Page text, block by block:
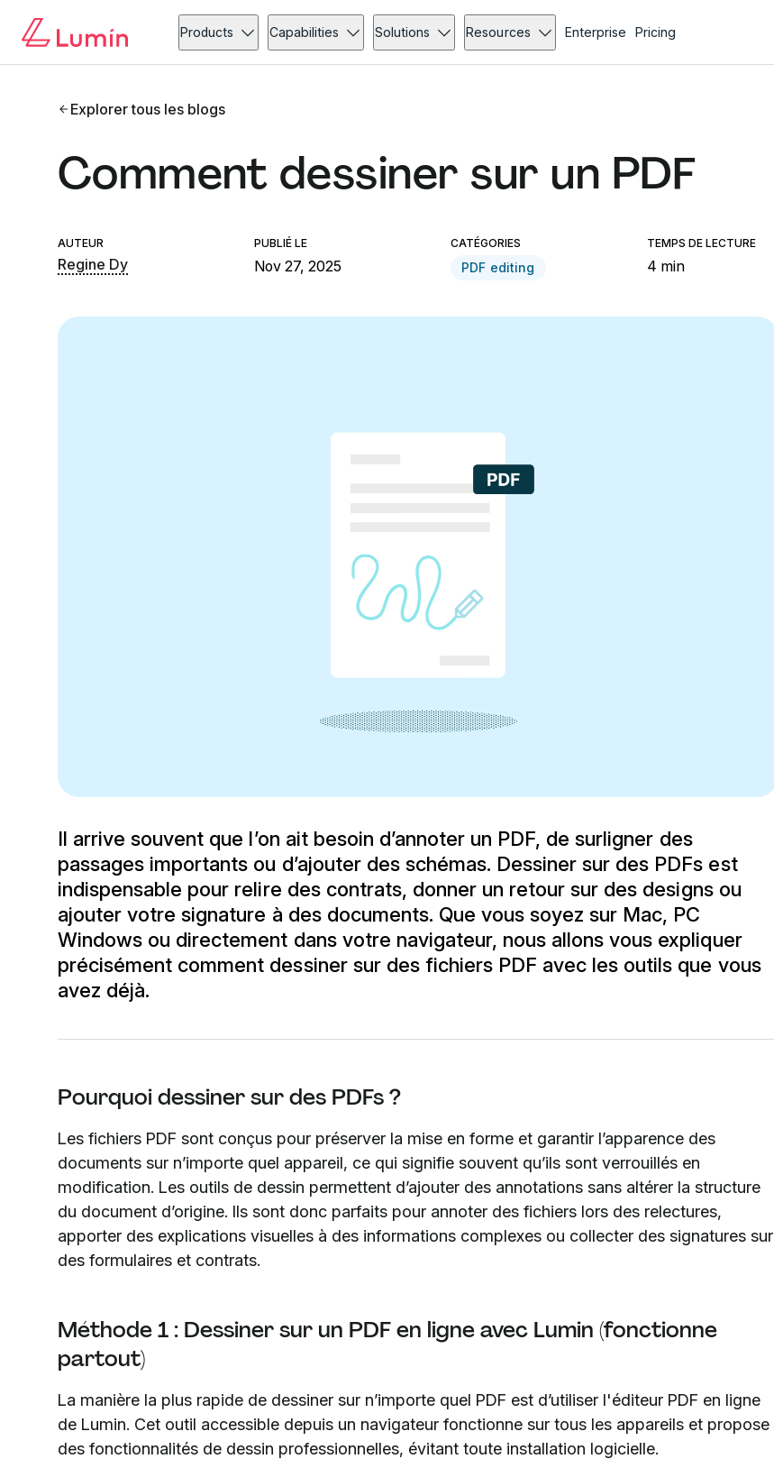
Products Capabilities Solutions Resources Enterprise Pricing
Explorer tous les blogs
Comment dessiner sur un PDF
AUTEUR
Regine Dy
PUBLIÉ LE
Nov 27, 2025
CATÉGORIES
PDF editing
TEMPS DE LECTURE
4 min
Il arrive souvent que l’on ait besoin d’annoter un PDF, de surligner des
passages importants ou d’ajouter des schémas. Dessiner sur des PDFs est
indispensable pour relire des contrats, donner un retour sur des designs ou
ajouter votre signature à des documents. Que vous soyez sur Mac, PC
Windows ou directement dans votre navigateur, nous allons vous expliquer
précisément comment dessiner sur des fichiers PDF avec les outils que vous
avez déjà.
Pourquoi dessiner sur des PDFs ?
Les fichiers PDF sont conçus pour préserver la mise en forme et garantir l’apparence des
documents sur n’importe quel appareil, ce qui signifie souvent qu’ils sont verrouillés en
modification. Les outils de dessin permettent d’ajouter des annotations sans altérer la structure
du document d’origine. Ils sont donc parfaits pour annoter des fichiers lors des relectures,
apporter des explications visuelles à des informations complexes ou collecter des signatures sur
des formulaires et contrats.
Méthode 1 : Dessiner sur un PDF en ligne avec Lumin (fonctionne
partout)
La manière la plus rapide de dessiner sur n’importe quel PDF est d’utiliser l'éditeur PDF en ligne
de Lumin. Cet outil accessible depuis un navigateur fonctionne sur tous les appareils et propose
des fonctionnalités de dessin professionnelles, évitant toute installation logicielle.